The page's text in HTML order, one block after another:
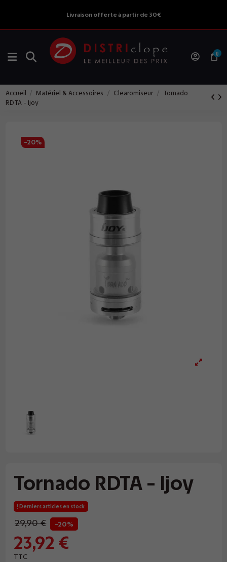
Livraison offerte à partir de 30€
0
Accueil Matériel & Accessoires Clearomiseur
Tornado
RDTA - Ijoy
-20%
Tornado RDTA - Ijoy
Derniers articles en stock
29,90 € -20%
23,92 €
TTC